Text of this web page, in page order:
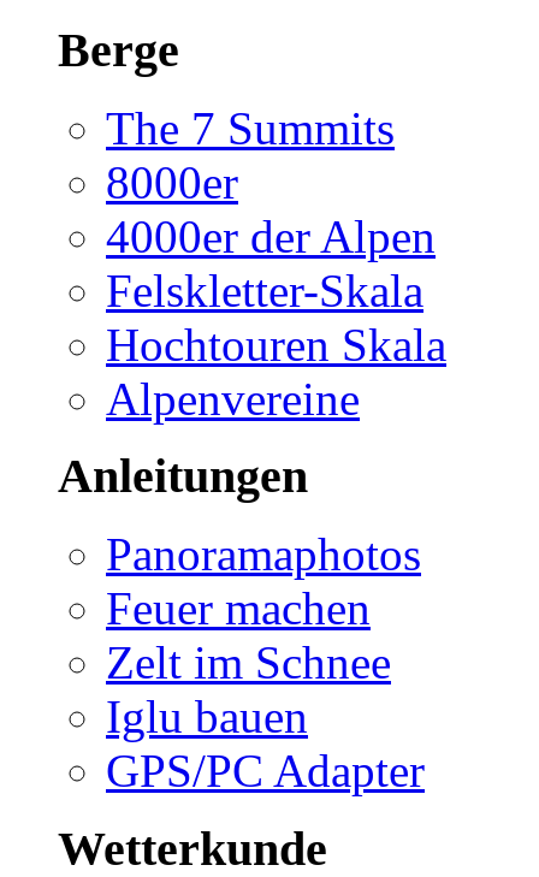
Berge
The 7 Summits
8000er
4000er der Alpen
Felskletter-Skala
Hochtouren Skala
Alpenvereine
Anleitungen
Panoramaphotos
Feuer machen
Zelt im Schnee
Iglu bauen
GPS/PC Adapter
Wetterkunde